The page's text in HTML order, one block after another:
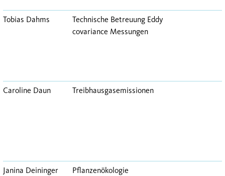
Tobias Dahms
Technische Betreuung Eddy
covariance Messungen
Caroline Daun Treibhausgasemissionen
Janina Deininger Pflanzenökologie